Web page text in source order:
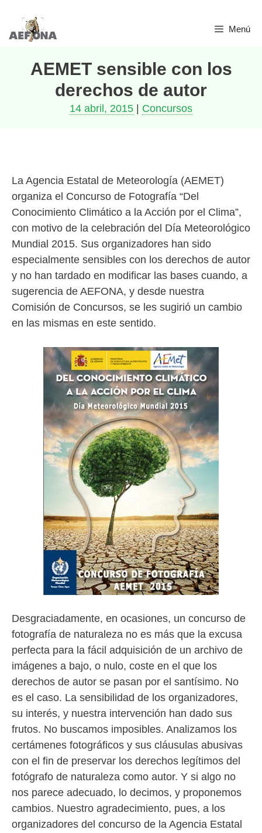
Saltar
Menú
AEMET sensible con los
derechos de autor
14 abril, 2015 Concursos
La Agencia Estatal de Meteorología (AEMET)
organiza el Concurso de Fotografía “Del
Conocimiento Climático a la Acción por el Clima”,
con motivo de la celebración del Día Meteorológico
Mundial 2015. Sus organizadores han sido
especialmente sensibles con los derechos de autor
y no han tardado en modificar las bases cuando, a
sugerencia de AEFONA, y desde nuestra
Comisión de Concursos, se les sugirió un cambio
en las mismas en este sentido.
Desgraciadamente, en ocasiones, un concurso de
fotografía de naturaleza no es más que la excusa
perfecta para la fácil adquisición de un archivo de
imágenes a bajo, o nulo, coste en el que los
derechos de autor se pasan por el santísimo. No
es el caso. La sensibilidad de los organizadores,
su interés, y nuestra intervención han dado sus
frutos. No buscamos imposibles. Analizamos los
certámenes fotográficos y sus cláusulas abusivas
con el fin de preservar los derechos legítimos del
fotógrafo de naturaleza como autor. Y si algo no
nos parece adecuado, lo decimos, y proponemos
cambios. Nuestro agradecimiento, pues, a los
organizadores del concurso de la Agencia Estatal